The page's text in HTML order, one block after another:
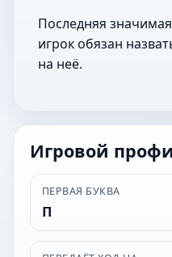
Последняя
игрок обязан
на неё.
Игровой
ПЕРВАЯ БУКВА
П